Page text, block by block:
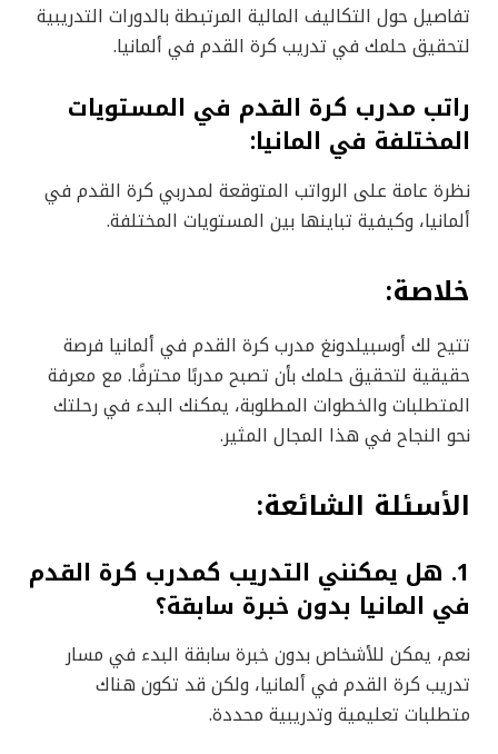
تفاصيل حول التكاليف المالية المرتبطة بالدورات التدريبية
لتحقيق حلمك في تدريب كرة القدم في ألمانيا.
راتب مدرب كرة القدم في المستويات
المختلفة في المانيا:
نظرة عامة على الرواتب المتوقعة لمدربي كرة القدم في
ألمانيا، وكيفية تباينها بين المستويات المختلفة.
خلاصة:
تتيح لك أوسبيلدونغ مدرب كرة القدم في ألمانيا فرصة
حقيقية لتحقيق حلمك بأن تصبح مدربًا محترفًا. مع معرفة
المتطلبات والخطوات المطلوبة، يمكنك البدء في رحلتك
نحو النجاح في هذا المجال المثير.
الأسئلة الشائعة:
1. هل يمكنني التدريب كمدرب كرة القدم
في المانيا بدون خبرة سابقة؟
نعم، يمكن للأشخاص بدون خبرة سابقة البدء في مسار
تدريب كرة القدم في ألمانيا، ولكن قد تكون هناك
متطلبات تعليمية وتدريبية محددة.